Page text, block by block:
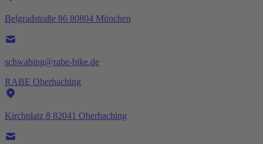
Belgradstraße 86 80804 München
schwabing@rabe-bike.de
RABE Oberhaching
Kirchplatz 8 82041 Oberhaching